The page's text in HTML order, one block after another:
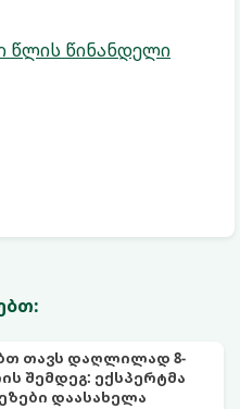
წლის წინანდელი
თავს დაღლილად 8-
შემდეგ: ექსპერტმა
დაასახელა